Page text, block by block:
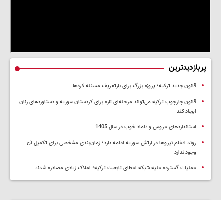
پربازدیدترین
قانون جدید ترکیه؛ پروژه بزرگ‌ برای بازتعریف مسئله کردها
قانون چارچوب ترکیه می‌تواند مرحله‌ای تازه برای کردستان سوریه و دستاوردهای زنان
ایجاد کند
استانداردهای عروس و داماد خوب در سال 1405
روند ادغام نیروها در ارتش سوریه ادامه دارد؛ زمان‌بندی مشخصی برای تکمیل آن
وجود ندارد
عملیات گسترده علیه شبکه اعطای تابعیت ترکیه؛ املاک زیادی مصادره شدند